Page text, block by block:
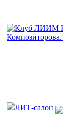
ЛИТ-салон